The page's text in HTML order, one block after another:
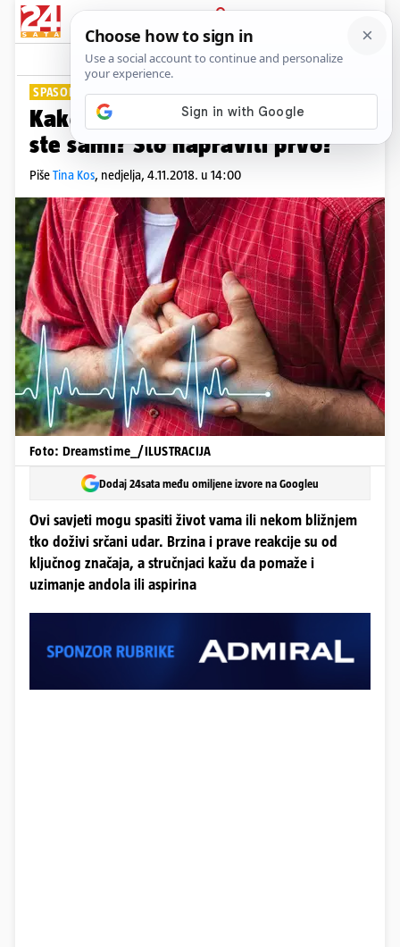
PRIJAVA
Lifestyle Komentari
SPASONOSNI SAVJETI
Kako preživjeti srčani udar ako
ste sami? Što napraviti prvo?
PišeTina Kos, nedjelja, 4.11.2018. u 14:00
Foto: Dreamstime_/ILUSTRACIJA
Dodaj 24sata među omiljene izvore na Googleu
Ovi savjeti mogu spasiti život vama ili nekom bližnjem
tko doživi srčani udar. Brzina i prave reakcije su od
ključnog značaja, a stručnjaci kažu da pomaže i
uzimanje andola ili aspirina